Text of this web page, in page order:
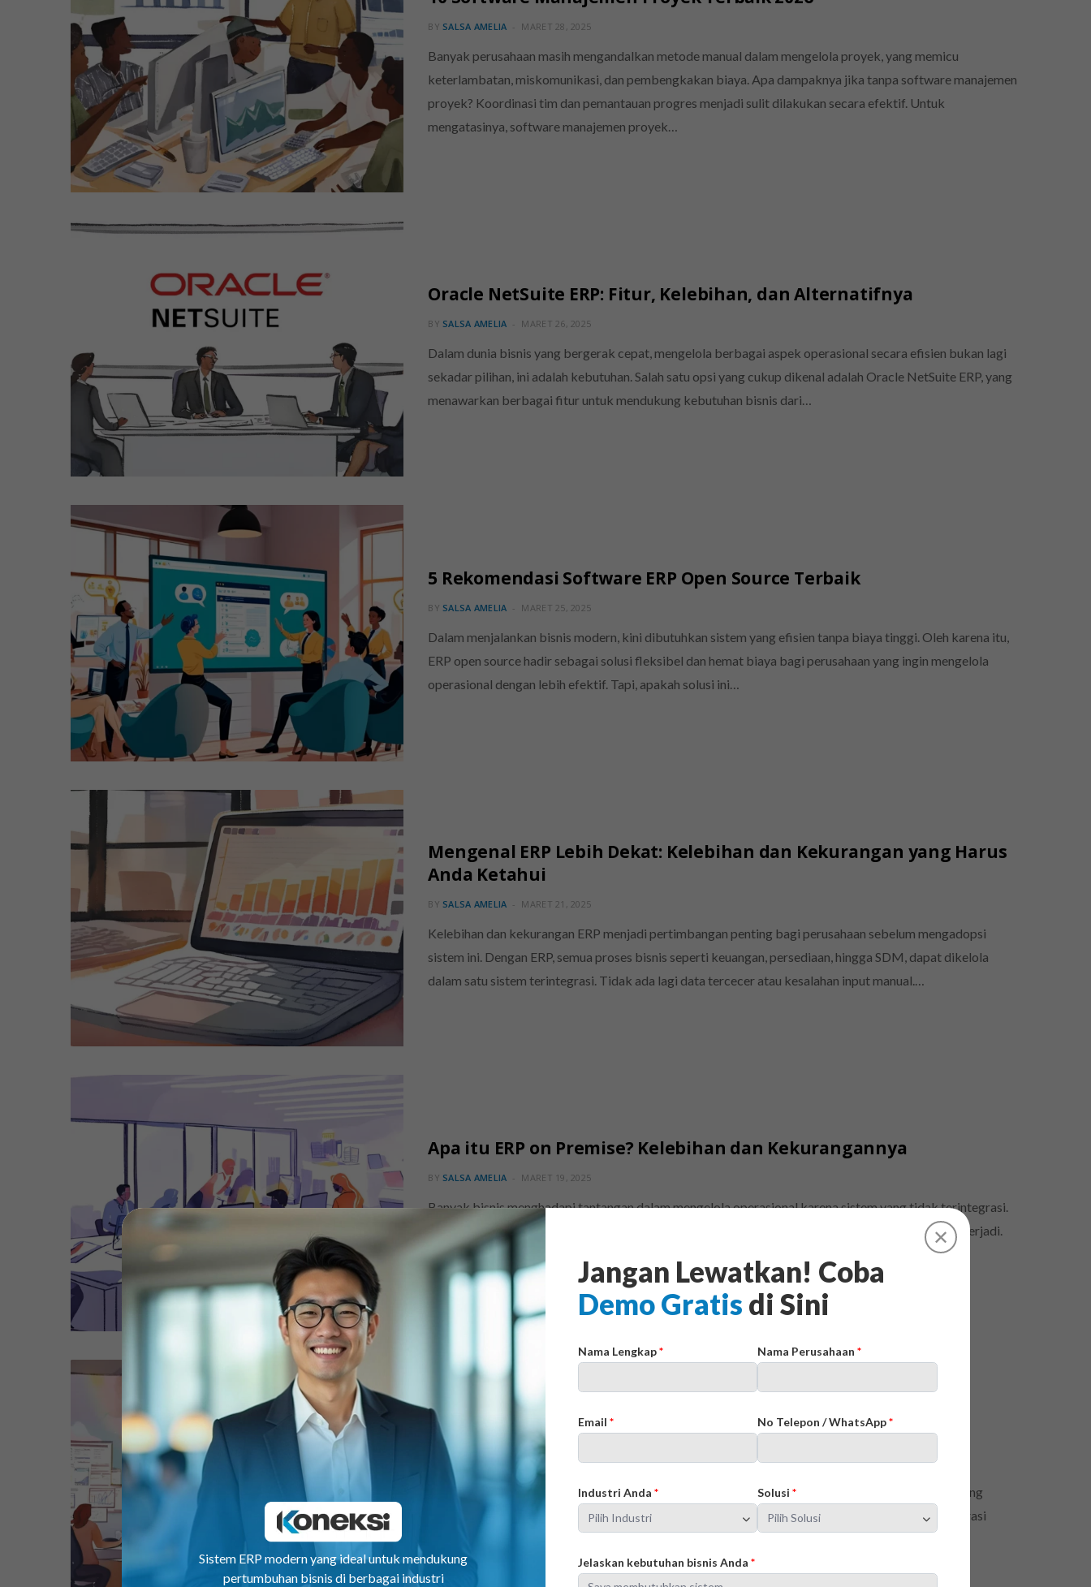
✕
Sistem ERP modern yang ideal untuk mendukung
pertumbuhan bisnis di berbagai industri
Jangan Lewatkan! Coba
Demo Gratis di Sini
Nama Lengkap* Nama Perusahaan*
Email * No Telepon / WhatsApp*
Industri Anda * Solusi*
Jelaskan kebutuhan bisnis Anda *
BY SALSA AMELIA MARET 28, 2025
Banyak perusahaan masih mengandalkan metode manual dalam mengelola proyek, yang memicu
keterlambatan, miskomunikasi, dan pembengkakan biaya. Apa dampaknya jika tanpa software manajemen
proyek? Koordinasi tim dan pemantauan progres menjadi sulit dilakukan secara efektif. Untuk
mengatasinya, software manajemen proyek…
Oracle NetSuite ERP: Fitur, Kelebihan, dan Alternatifnya
BY SALSA AMELIA MARET 26, 2025
Dalam dunia bisnis yang bergerak cepat, mengelola berbagai aspek operasional secara efisien bukan lagi
sekadar pilihan, ini adalah kebutuhan. Salah satu opsi yang cukup dikenal adalah Oracle NetSuite ERP, yang
menawarkan berbagai fitur untuk mendukung kebutuhan bisnis dari…
5 Rekomendasi Software ERP Open Source Terbaik
BY SALSA AMELIA MARET 25, 2025
Dalam menjalankan bisnis modern, kini dibutuhkan sistem yang efisien tanpa biaya tinggi. Oleh karena itu,
ERP open source hadir sebagai solusi fleksibel dan hemat biaya bagi perusahaan yang ingin mengelola
operasional dengan lebih efektif. Tapi, apakah solusi ini…
Mengenal ERP Lebih Dekat: Kelebihan dan Kekurangan yang Harus
Anda Ketahui
BY SALSA AMELIA MARET 21, 2025
Kelebihan dan kekurangan ERP menjadi pertimbangan penting bagi perusahaan sebelum mengadopsi
sistem ini. Dengan ERP, semua proses bisnis seperti keuangan, persediaan, hingga SDM, dapat dikelola
dalam satu sistem terintegrasi. Tidak ada lagi data tercecer atau kesalahan input manual.…
Apa itu ERP on Premise? Kelebihan dan Kekurangannya
BY SALSA AMELIA MARET 19, 2025
Banyak bisnis menghadapi tantangan dalam mengelola operasional karena sistem yang tidak terintegrasi.
Data tersebar di berbagai departemen, proses kerja melambat, dan kesalahan operasional sering terjadi.
Tanpa solusi aplikasi bisnis yang terintegrasi dan andal, bisnis bisa kehilangan efisiensi dan…
Cloud ERP: Pengertian, Perbandingan, dan Manfaatnya
SALSA AMELIA MARET 19, 2025
Dalam era digital, bisnis terus berkembang dengan berbagai inovasi teknologi. Salah satu solusi yang
semakin populer adalah cloud ERP, sebuah sistem yang memungkinkan perusahaan mengelola operasi